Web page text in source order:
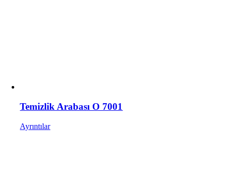
Temizlik Arabası O 7001
Ayrıntılar